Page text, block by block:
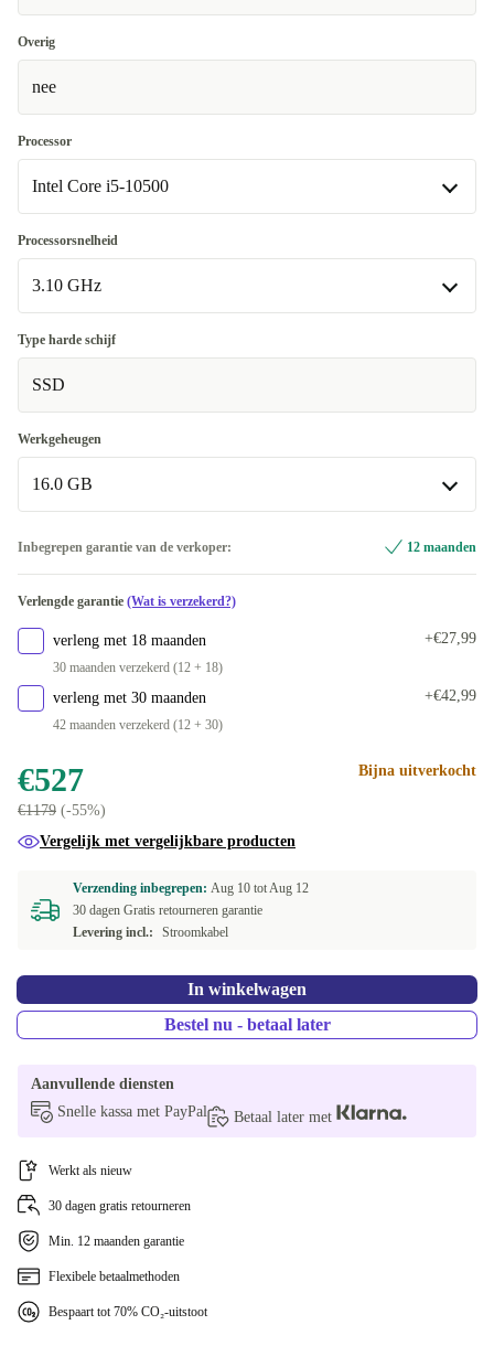
1000 GB
Beschikbaar in andere configuraties
128 GB
Overig
nee
Processor
Intel Core i5-10500
Intel Core i5-10500
Beschikbaar in andere configuraties
Intel Core i3-10100
Processorsnelheid
3.10 GHz
3.10 GHz
Beschikbaar in andere configuraties
2.90 GHz
Type harde schijf
SSD
Werkgeheugen
16.0 GB
32.0 GB +€304
64.0 GB +€779
Inbegrepen garantie van de verkoper: 12 maanden
Verlengde garantie (Wat is verzekerd?)
verleng met 18 maanden
30 maanden verzekerd (12 + 18)
+€27,99
verleng met 30 maanden
42 maanden verzekerd (12 + 30)
+€42,99
€527
€1179 (-55%)
Bijna uitverkocht
Vergelijk met vergelijkbare producten
Verzending inbegrepen: Aug 10 totAug 12
30 dagen Gratis retourneren garantie
Levering incl.:
Stroomkabel
In winkelwagen
Bestel nu - betaal later
Aanvullende diensten
Snelle kassa met PayPal
Betaal later met
Werkt als nieuw
30 dagen gratis retourneren
Min. 12 maanden garantie
Flexibele betaalmethoden
Bespaart tot 70% CO₂-uitstoot